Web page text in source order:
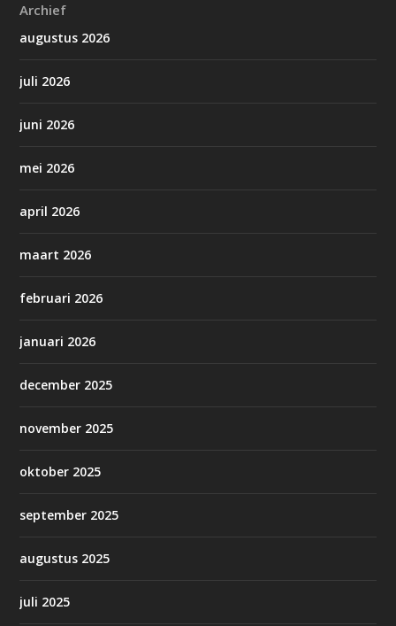
Archief
augustus 2026
juli 2026
juni 2026
mei 2026
april 2026
maart 2026
februari 2026
januari 2026
december 2025
november 2025
oktober 2025
september 2025
augustus 2025
juli 2025